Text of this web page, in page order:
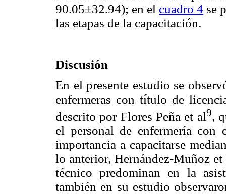
90.05±32.94); en el cuadro 4 se
las etapas de la capacitación.
Discusión
En el presente estudio se
enfermeras con título de
descrito por Flores Peña et al9,
el personal de enfermería con
importancia a capacitarse
lo anterior, Hernández-Muñoz
técnico predominan en la
también en su estudio